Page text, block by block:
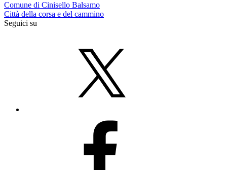
Comune di Cinisello Balsamo
Città della corsa e del cammino
Seguici su